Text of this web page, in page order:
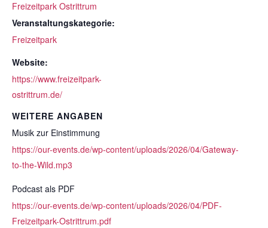
Freizeitpark Ostrittrum
Veranstaltungskategorie:
Freizeitpark
Website:
https://www.freizeitpark-
ostrittrum.de/
WEITERE ANGABEN
Musik zur Einstimmung
https://our-events.de/wp-content/uploads/2026/04/Gateway-
to-the-Wild.mp3
Podcast als PDF
https://our-events.de/wp-content/uploads/2026/04/PDF-
Freizeitpark-Ostrittrum.pdf